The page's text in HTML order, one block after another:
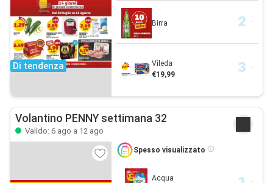
Di tendenza
Birra
Vileda
€19,99
Volantino PENNY settimana 32
Valido: 6 ago a 12 ago
Spesso visualizzato
Acqua